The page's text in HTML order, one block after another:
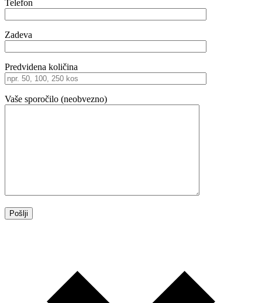
Telefon
Zadeva
Predvidena količina
Vaše sporočilo (neobvezno)